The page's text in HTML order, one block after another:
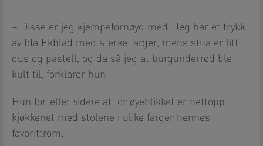
– Disse er jeg kjempefornøyd med. Jeg har et trykk
av Ida Ekblad med sterke farger, mens stua er litt
dus og pastell, og da så jeg at burgunderrød ble
kult til, forklarer hun.
Hun forteller videre at for øyeblikket er nettopp
kjøkkenet med stolene i ulike farger hennes
favorittrom.